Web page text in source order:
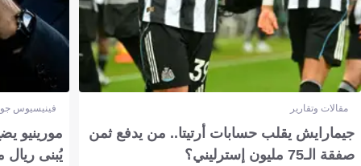
مقالات وتقارير
جيمارايش يقلب حسابات أرتيتا.. من يدفع ثمن
صفقة الـ75 مليون إسترليني؟
فينيسيوس
مورينيو
يُبنى ريال